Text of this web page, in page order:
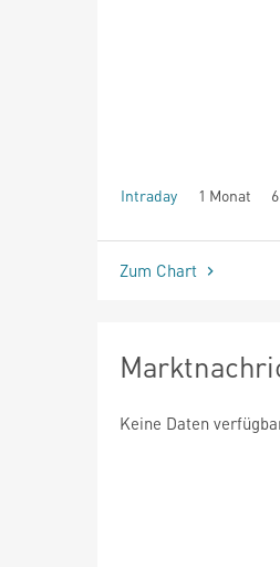
Intraday 1 Monat
seit Beginn
Zum Chart
Keine Daten